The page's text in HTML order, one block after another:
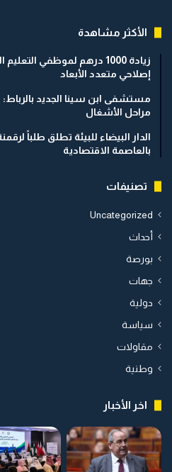
الأكثر مشاهدة
زيادة 1000 درهم لموظفي
إصلاحي متعدد الأبعاد
مراحل الأشغال
الدار البيضاء للبيئة تطلق طلباً
بالعاصمة الاقتصادية
تصنيفات
Uncategorized
أحداث
بورصة
جهات
دولية
سياسة
مقاولات
وطنية
اخر الأخبار